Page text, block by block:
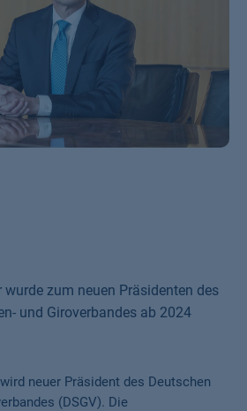
wurde zum neuen Präsidenten des
und Giroverbandes ab 2024
neuer Präsident des Deutschen
(DSGV). Die